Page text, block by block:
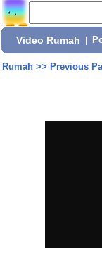
Video Rumah
Rumah>> Previous